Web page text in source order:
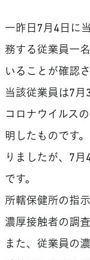
一昨日7月4日に
務する従業員一
いることが確認
当該従業員は7
コロナウイルス
明したものです
りましたが、7月
です。
所轄保健所の指
濃厚接触者の調
また、従業員の